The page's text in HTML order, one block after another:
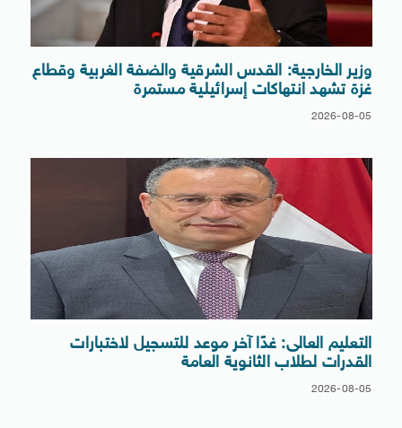
وزير الخارجية: القدس الشرقية والضفة الغربية وقطاع
غزة تشهد انتهاكات إسرائيلية مستمرة
2026-08-05
التعليم العالى: غدًا آخر موعد للتسجيل لاختبارات
القدرات لطلاب الثانوية العامة
2026-08-05